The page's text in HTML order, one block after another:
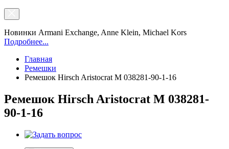
Новинки Armani Exchange, Anne Klein, Michael Kors
Подробнее...
Главная
Ремешки
Ремешок Hirsch Aristocrat M 038281-90-1-16
Ремешок Hirsch Aristocrat M 038281-
90-1-16